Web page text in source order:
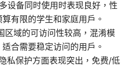
设备同时使用时表现良好，性
有限的学生和家庭用户。
区域的可访问性较高，混淆模
合需要稳定访问的用户。
私保护方面表现突出，免费/低